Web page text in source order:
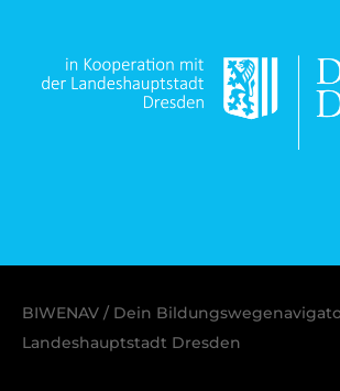
BIWENAV / Dein
Landeshauptstadt Dresden